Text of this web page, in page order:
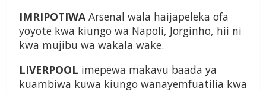
IMRIPOTIWA Arsenal wala haijapeleka ofa
yoyote kwa kiungo wa Napoli, Jorginho, hii ni
kwa mujibu wa wakala wake.
LIVERPOOL imepewa makavu baada ya
kuambiwa kuwa kiungo wanayemfuatilia kwa